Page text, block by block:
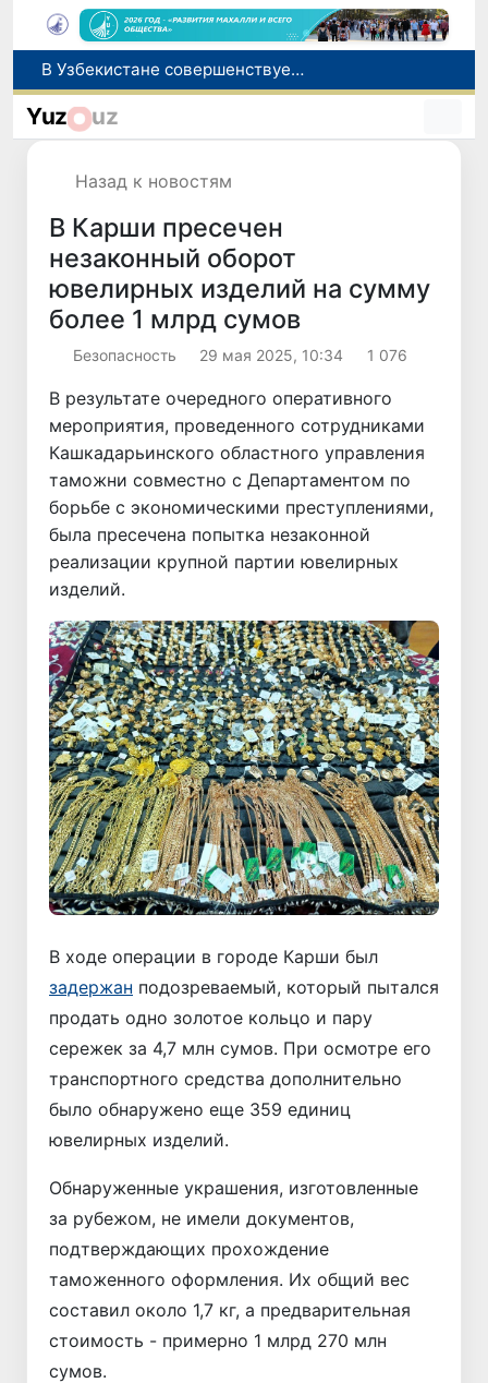
В Узбекистане совершенствуется система инклюзивного образования для детей с особыми образовательными потребностями
Узбекистан увеличил импорт говядины: основными поставщиками стали Индия и Беларусь
Yuz uz
Назад к новостям
В Карши пресечен
незаконный оборот
ювелирных изделий на сумму
более 1 млрд сумов
Безопасность 29 мая 2025, 10:34 1 076
В результате очередного оперативного
мероприятия, проведенного сотрудниками
Кашкадарьинского областного управления
таможни совместно с Департаментом по
борьбе с экономическими преступлениями,
была пресечена попытка незаконной
реализации крупной партии ювелирных
изделий.
В ходе операции в городе Карши был
задержан подозреваемый, который пытался
продать одно золотое кольцо и пару
сережек за 4,7 млн сумов. При осмотре его
транспортного средства дополнительно
было обнаружено еще 359 единиц
ювелирных изделий.
Обнаруженные украшения, изготовленные
за рубежом, не имели документов,
подтверждающих прохождение
таможенного оформления. Их общий вес
составил около 1,7 кг, а предварительная
стоимость - примерно 1 млрд 270 млн
сумов.